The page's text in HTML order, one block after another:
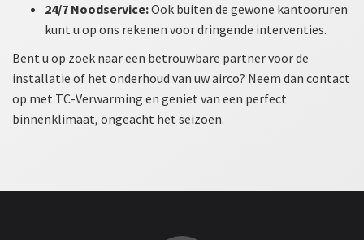
24/7 Noodservice:Ook buiten de gewone kantooruren
kunt u op ons rekenen voor dringende interventies.
Bent u op zoek naar een betrouwbare partner voor de
installatie of het onderhoud van uw airco? Neem dan contact
op met TC-Verwarming en geniet van een perfect
binnenklimaat, ongeacht het seizoen.